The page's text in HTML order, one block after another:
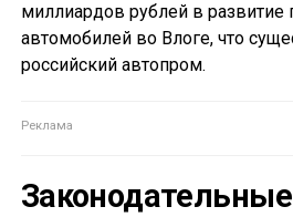
миллиардов рублей в развитие
автомобилей во Влоге, что
российский автопром.